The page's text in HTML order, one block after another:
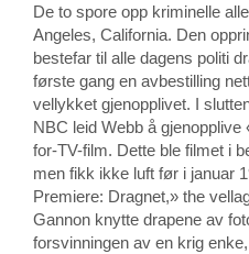
De to spore opp kriminelle
Angeles, California. Den
bestefar til alle dagens politi
første gang en avbestilling
vellykket gjenopplivet. I
NBC leid Webb å
for-TV-film. Dette ble filmet i
men fikk ikke luft før i januar
Premiere: Dragnet,» the
Gannon knytte drapene av
forsvinningen av en krig